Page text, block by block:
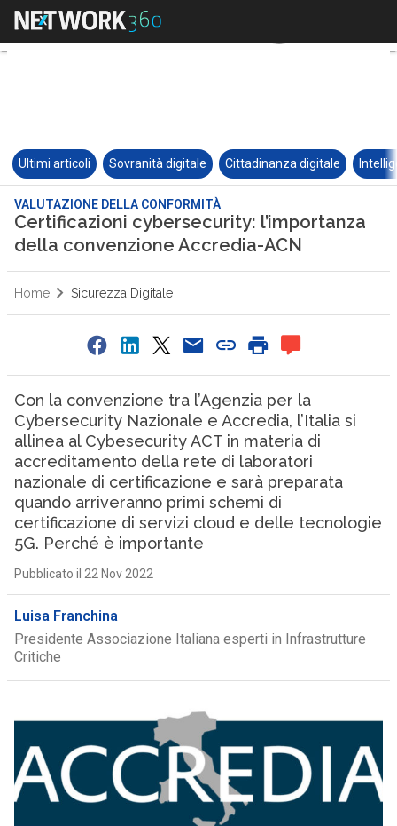
Ultimi articoli Sovranità digitale Cittadinanza digitale
VALUTAZIONE DELLA CONFORMITÀ
Certificazioni cybersecurity: l’importanza
della convenzione Accredia-ACN
Home Sicurezza Digitale
Con la convenzione tra l’Agenzia per la
Cybersecurity Nazionale e Accredia, l’Italia si
allinea al Cybesecurity ACT in materia di
accreditamento della rete di laboratori
nazionale di certificazione e sarà preparata
quando arriveranno primi schemi di
certificazione di servizi cloud e delle tecnologie
5G. Perché è importante
Pubblicato il 22 Nov 2022
Luisa Franchina
Presidente Associazione Italiana esperti in Infrastrutture
Critiche